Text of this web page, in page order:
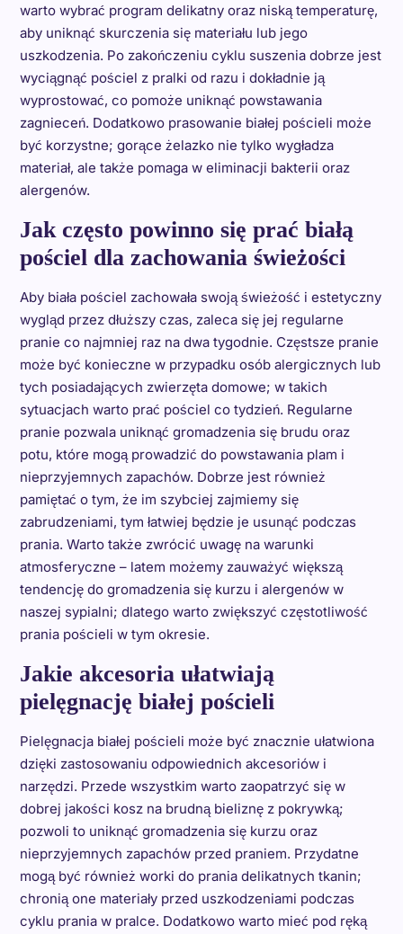
warto wybrać program delikatny oraz niską temperaturę,
aby uniknąć skurczenia się materiału lub jego
uszkodzenia. Po zakończeniu cyklu suszenia dobrze jest
wyciągnąć pościel z pralki od razu i dokładnie ją
wyprostować, co pomoże uniknąć powstawania
zagnieceń. Dodatkowo prasowanie białej pościeli może
być korzystne; gorące żelazko nie tylko wygładza
materiał, ale także pomaga w eliminacji bakterii oraz
alergenów.
Jak często powinno się prać białą
pościel dla zachowania świeżości
Aby biała pościel zachowała swoją świeżość i estetyczny
wygląd przez dłuższy czas, zaleca się jej regularne
pranie co najmniej raz na dwa tygodnie. Częstsze pranie
może być konieczne w przypadku osób alergicznych lub
tych posiadających zwierzęta domowe; w takich
sytuacjach warto prać pościel co tydzień. Regularne
pranie pozwala uniknąć gromadzenia się brudu oraz
potu, które mogą prowadzić do powstawania plam i
nieprzyjemnych zapachów. Dobrze jest również
pamiętać o tym, że im szybciej zajmiemy się
zabrudzeniami, tym łatwiej będzie je usunąć podczas
prania. Warto także zwrócić uwagę na warunki
atmosferyczne – latem możemy zauważyć większą
tendencję do gromadzenia się kurzu i alergenów w
naszej sypialni; dlatego warto zwiększyć częstotliwość
prania pościeli w tym okresie.
Jakie akcesoria ułatwiają
pielęgnację białej pościeli
Pielęgnacja białej pościeli może być znacznie ułatwiona
dzięki zastosowaniu odpowiednich akcesoriów i
narzędzi. Przede wszystkim warto zaopatrzyć się w
dobrej jakości kosz na brudną bieliznę z pokrywką;
pozwoli to uniknąć gromadzenia się kurzu oraz
nieprzyjemnych zapachów przed praniem. Przydatne
mogą być również worki do prania delikatnych tkanin;
chronią one materiały przed uszkodzeniami podczas
cyklu prania w pralce. Dodatkowo warto mieć pod ręką